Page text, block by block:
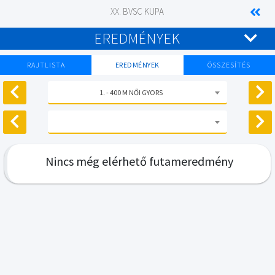
XX. BVSC KUPA
EREDMÉNYEK
RAJTLISTA EREDMÉNYEK ÖSSZESÍTÉS
1. - 400 M NŐI GYORS
Nincs még elérhető futameredmény